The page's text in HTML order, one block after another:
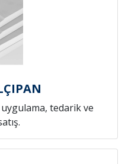
uygulama, tedarik ve